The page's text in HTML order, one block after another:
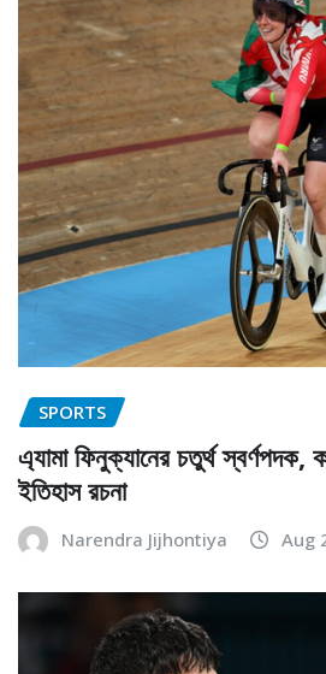
SPORTS
এ্যামা ফিনুক্যানের চতুর্থ
ইতিহাস রচনা
Narendra Jijhontiya Aug